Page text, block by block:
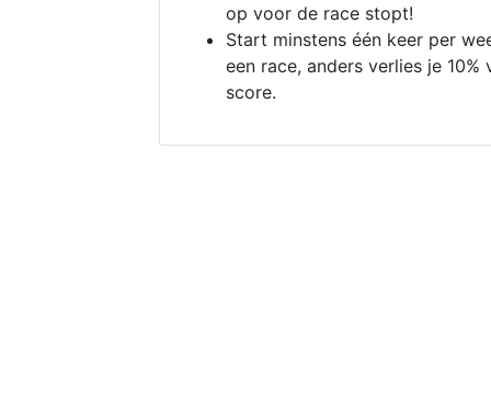
op voor de race stopt!
Start minstens één keer per
een race, anders verlies je 10%
score.